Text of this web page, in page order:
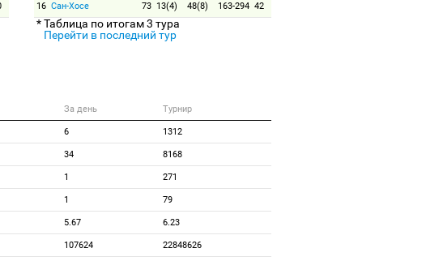
16 Сан-Хосе 73 13(4) 48(8) 163-294 42
* Таблица по итогам 3 тура
Перейти в последний тур
За день Турнир
6 1312
34 8168
1 271
1 79
5.67 6.23
107624 22848626